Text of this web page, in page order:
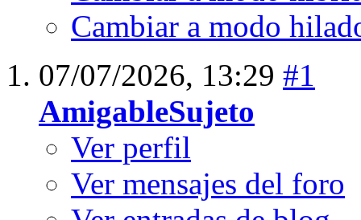
Cambiar a modo
07/07/2026, 13:29 #1
AmigableSujeto
Ver perfil
Ver mensajes del foro